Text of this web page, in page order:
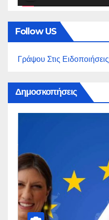
Follow US
Γράψου Στις Ειδοποιήσεις
Δημοσκοπήσεις